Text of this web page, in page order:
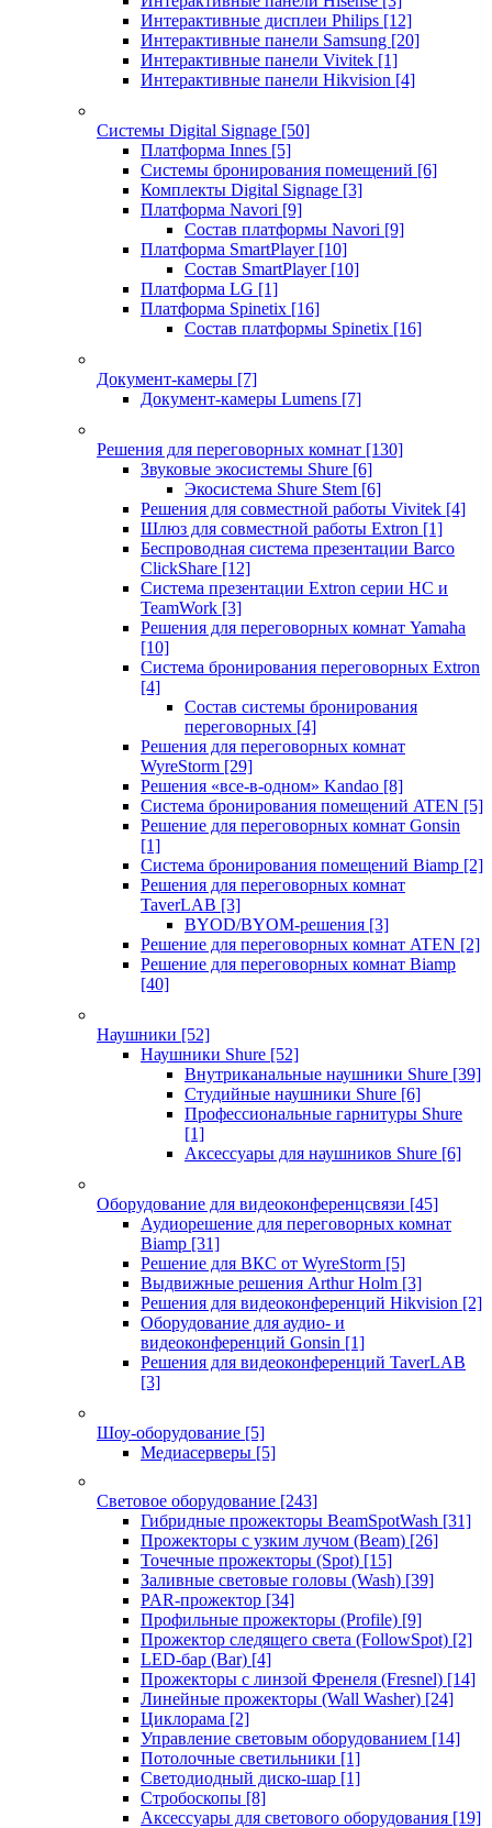
Интерактивные дисплеи Philips [12]
Интерактивные панели Samsung [20]
Интерактивные панели Vivitek [1]
Интерактивные панели Hikvision [4]
Системы Digital Signage [50]
Платформа Innes [5]
Системы бронирования помещений [6]
Комплекты Digital Signage [3]
Платформа Navori [9]
Состав платформы Navori [9]
Платформа SmartPlayer [10]
Состав SmartPlayer [10]
Платформа LG [1]
Платформа Spinetix [16]
Состав платформы Spinetix [16]
Документ-камеры [7]
Документ-камеры Lumens [7]
Решения для переговорных комнат [130]
Звуковые экосистемы Shure [6]
Экосистема Shure Stem [6]
Решения для совместной работы Vivitek [4]
Шлюз для совместной работы Extron [1]
Беспроводная система презентации Barco
ClickShare [12]
Система презентации Extron серии HC и
TeamWork [3]
Решения для переговорных комнат Yamaha
[10]
Система бронирования переговорных Extron
[4]
Состав системы бронирования
переговорных [4]
Решения для переговорных комнат
WyreStorm [29]
Решения «все-в-одном» Kandao [8]
Система бронирования помещений ATEN [5]
Решение для переговорных комнат Gonsin
[1]
Система бронирования помещений Biamp [2]
Решения для переговорных комнат
TaverLAB [3]
BYOD/BYOM-решения [3]
Решение для переговорных комнат ATEN [2]
Решение для переговорных комнат Biamp
[40]
Наушники [52]
Наушники Shure [52]
Внутриканальные наушники Shure [39]
Студийные наушники Shure [6]
Профессиональные гарнитуры Shure
[1]
Аксессуары для наушников Shure [6]
Оборудование для видеоконференцсвязи [45]
Аудиорешение для переговорных комнат
Biamp [31]
Решение для ВКС от WyreStorm [5]
Выдвижные решения Arthur Holm [3]
Решения для видеоконференций Hikvision [2]
Оборудование для аудио- и
видеоконференций Gonsin [1]
Решения для видеоконференций TaverLAB
[3]
Шоу-оборудование [5]
Медиасерверы [5]
Световое оборудование [243]
Гибридные прожекторы BeamSpotWash [31]
Прожекторы с узким лучом (Beam) [26]
Точечные прожекторы (Spot) [15]
Заливные световые головы (Wash) [39]
PAR-прожектор [34]
Профильные прожекторы (Profile) [9]
Прожектор следящего света (FollowSpot) [2]
LED-бар (Bar) [4]
Прожекторы с линзой Френеля (Fresnel) [14]
Линейные прожекторы (Wall Washer) [24]
Циклорама [2]
Управление световым оборудованием [14]
Потолочные светильники [1]
Светодиодный диско-шар [1]
Стробоскопы [8]
Аксессуары для светового оборудования [19]